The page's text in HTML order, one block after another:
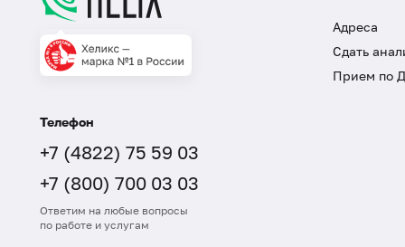
Телефон
+7 (4822) 75 59 03
+7 (800) 700 03 03
Ответим на любые вопросы
по работе и услугам
Адреса
Сдать
Прием по